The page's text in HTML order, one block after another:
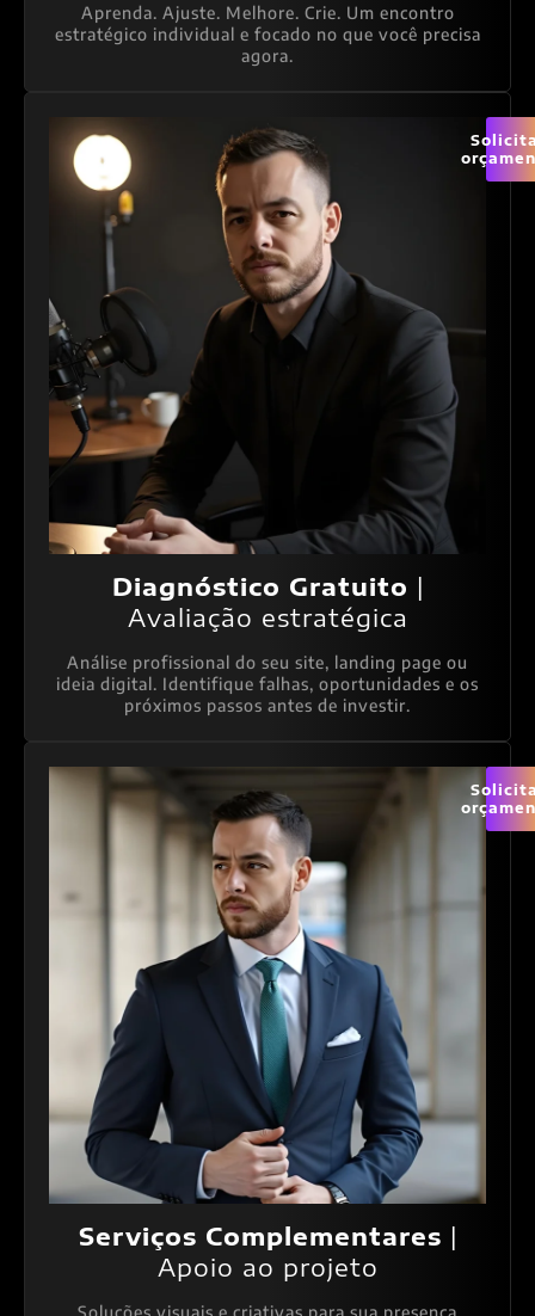
Aprenda. Ajuste. Melhore. Crie. Um encontro
estratégico individual e focado no que você precisa
agora.
Diagnóstico Gratuito |
Avaliação estratégica
Análise profissional do seu site, landing page ou
ideia digital. Identifique falhas, oportunidades e os
próximos passos antes de investir.
Serviços Complementares |
Apoio ao projeto
Soluções visuais e criativas para sua presença